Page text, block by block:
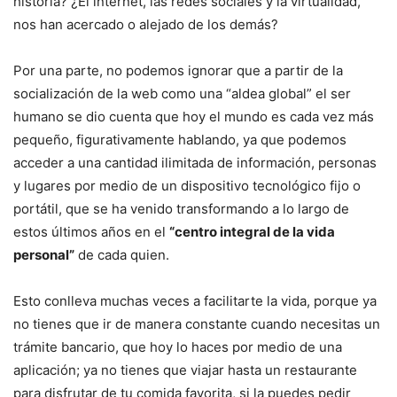
nos han acercado o alejado de los demás?
Por una parte, no podemos ignorar que a partir de la
socialización de la web como una “aldea global” el ser
humano se dio cuenta que hoy el mundo es cada vez más
pequeño, figurativamente hablando, ya que podemos
acceder a una cantidad ilimitada de información, personas
y lugares por medio de un dispositivo tecnológico fijo o
portátil, que se ha venido transformando a lo largo de
estos últimos años en el “centro integral de la vida
personal” de cada quien.
Esto conlleva muchas veces a facilitarte la vida, porque ya
no tienes que ir de manera constante cuando necesitas un
trámite bancario, que hoy lo haces por medio de una
aplicación; ya no tienes que viajar hasta un restaurante
para disfrutar de tu comida favorita, si la puedes pedir